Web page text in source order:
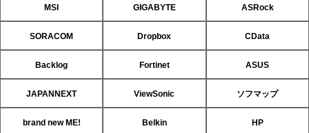
MSI GIGABYTE ASRock
SORACOM Dropbox CData
Backlog Fortinet ASUS
JAPANNEXT ViewSonic ソフマップ
brand new ME! Belkin HP